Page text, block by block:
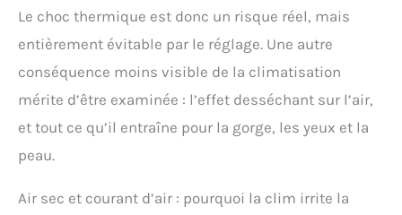
Le choc thermique est donc un risque réel, mais
entièrement évitable par le réglage. Une autre
conséquence moins visible de la climatisation
mérite d’être examinée : l’effet desséchant sur l’air,
et tout ce qu’il entraîne pour la gorge, les yeux et la
peau.
Air sec et courant d’air : pourquoi la clim irrite la